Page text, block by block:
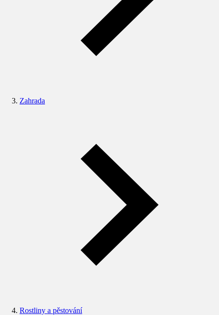
Zahrada
Rostliny a pěstování